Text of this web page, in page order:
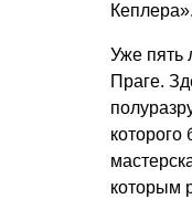
Кеплера».
Уже пять
Праге.
которого
которым